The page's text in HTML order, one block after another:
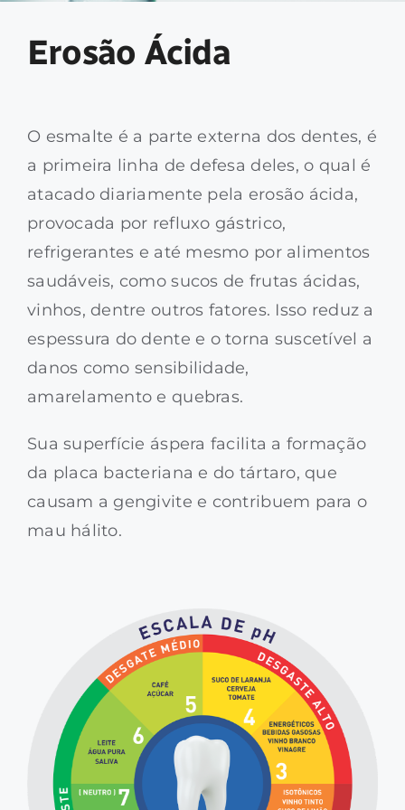
Sustentabilidade
Erosão Ácida
O esmalte é a parte externa dos dentes, é
a primeira linha de defesa deles, o qual é
atacado diariamente pela erosão ácida,
provocada por refluxo gástrico,
refrigerantes e até mesmo por alimentos
saudáveis, como sucos de frutas ácidas,
vinhos, dentre outros fatores. Isso reduz a
espessura do dente e o torna suscetível a
danos como sensibilidade,
amarelamento e quebras.
Sua superfície áspera facilita a formação
da placa bacteriana e do tártaro, que
causam a gengivite e contribuem para o
mau hálito.